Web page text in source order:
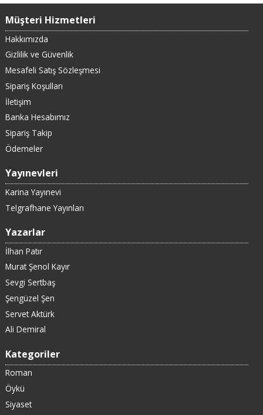
Müşteri Hizmetleri
Hakkımızda
Gizlilik ve Güvenlik
Mesafeli Satış Sözleşmesi
Sipariş Koşulları
İletişim
Banka Hesabımız
Sipariş Takip
Ödemeler
Yayınevleri
Karina Yayınevi
Telgrafhane Yayınları
Yazarlar
İlhan Patır
Murat Şenol Kayır
Sevgi Sertbaş
Şengüzel Şen
Servet Aktürk
Ali Demiral
Kategoriler
Roman
Öykü
Siyaset